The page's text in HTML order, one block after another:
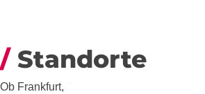
Standorte
Ob Frankfurt, Amsterdam oder Paris –